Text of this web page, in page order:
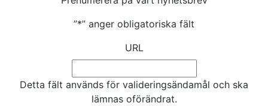
”*” anger obligatoriska fält
URL
Detta fält används för valideringsändamål och ska
lämnas oförändrat.